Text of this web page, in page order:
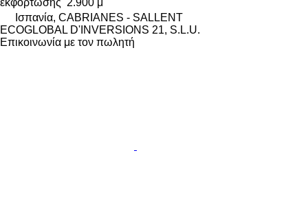
Ισπανία, CABRIANES - SALLENT
ECOGLOBAL D'INVERSIONS 21, S.L.U.
Επικοινωνία με τον πωλητή